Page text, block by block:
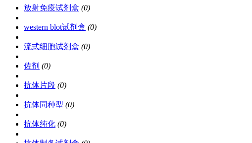
放射免疫试剂盒 (0)
western blot试剂盒 (0)
流式细胞试剂盒 (0)
佐剂 (0)
抗体片段 (0)
抗体同种型 (0)
抗体纯化 (0)